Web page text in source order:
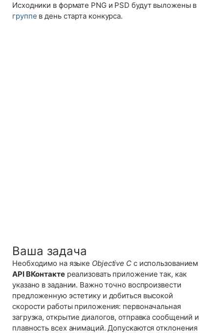
Исходники в формате PNG и PSD будут выложены в
группе в день старта конкурса.
Ваша задача
Необходимо на языке Objective Cс использованием
API ВКонтактереализовать приложение так, как
указано в задании. Важно точно воспроизвести
предложенную эстетику и добиться высокой
скорости работы приложения: первоначальная
загрузка, открытие диалогов, отправка сообщений и
плавность всех анимаций. Допускаются отклонения